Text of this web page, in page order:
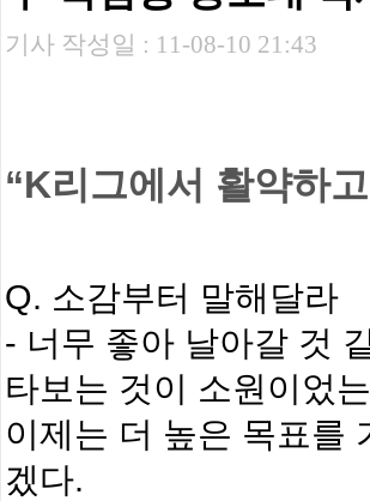
기사 작성일 : 11-08-10 21:43
“K리그에서 활약하
Q. 소감부터 말해달라
- 너무 좋아 날아갈 것
타보는 것이 소원이었
이제는 더 높은 목표를
겠다.